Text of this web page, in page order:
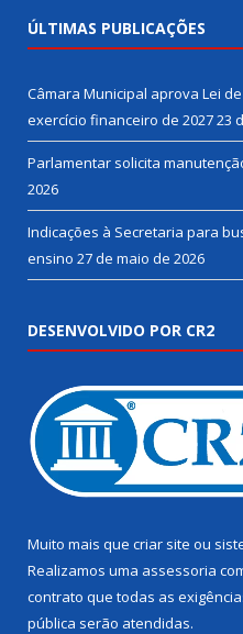
ÚLTIMAS PUBLICAÇÕES
Câmara Municipal aprova Lei
exercício financeiro de 202723
Parlamentar solicita
2026
Indicações à Secretaria para
ensino 27 de maio de 2026
DESENVOLVIDO POR CR2
Muito mais que criar site ou
Realizamos uma assessoria
contrato que todas as
pública serão atendidas.